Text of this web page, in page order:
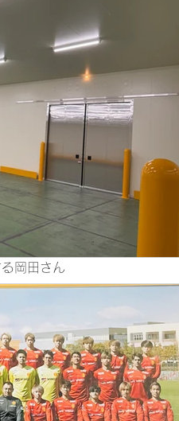
岡田さん